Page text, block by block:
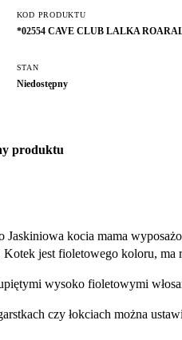
KOD PRODUKTU
*02554 CAVE CLUB LALKA
STAN
Niedostępny
produktu
kocia mama
jest fioletowego koloru, ma
wysoko fioletowymi
czy łokciach można